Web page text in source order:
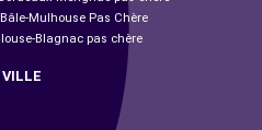
Mulhouse Pas Chère
Blagnac pas chère
VILLE